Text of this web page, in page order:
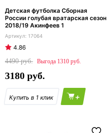
Детская футболка Сборная
России голубая вратарская сезон
2018/19 Акинфеев 1
17064
4.86
4490
1310
3180
+